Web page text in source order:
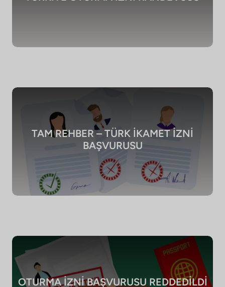
TAM REHBER – TÜRK İKAMET İZNİ
BAŞVURUSU
OTURMA İZNİ BAŞVURUSU REDDEDİLDİ